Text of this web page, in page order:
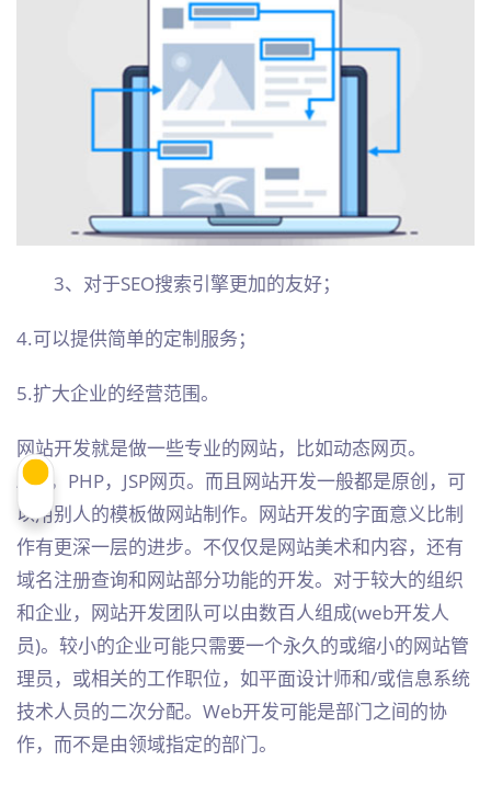
3、对于SEO搜索引擎更加的友好；
4.可以提供简单的定制服务；
5.扩大企业的经营范围。
网站开发就是做一些专业的网站，比如动态网页。
ASP，PHP，JSP网页。而且网站开发一般都是原创，可
以用别人的模板做网站制作。网站开发的字面意义比制
作有更深一层的进步。不仅仅是网站美术和内容，还有
域名注册查询和网站部分功能的开发。对于较大的组织
和企业，网站开发团队可以由数百人组成(web开发人
员)。较小的企业可能只需要一个永久的或缩小的网站管
理员，或相关的工作职位，如平面设计师和/或信息系统
技术人员的二次分配。Web开发可能是部门之间的协
作，而不是由领域指定的部门。